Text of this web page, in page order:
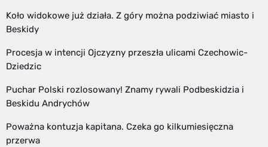
Koło widokowe już działa. Z góry można podziwiać miasto i
Beskidy
Procesja w intencji Ojczyzny przeszła ulicami Czechowic-
Dziedzic
Puchar Polski rozlosowany! Znamy rywali Podbeskidzia i
Beskidu Andrychów
Poważna kontuzja kapitana. Czeka go kilkumiesięczna
przerwa